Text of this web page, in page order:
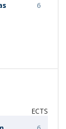
6
ECTS